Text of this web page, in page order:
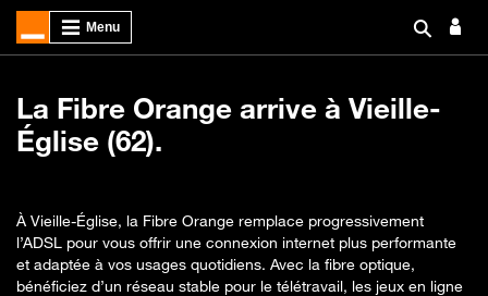
La Fibre Orange arrive à Vieille-
Église (62).
À Vieille-Église, la Fibre Orange remplace progressivement
l’ADSL pour vous offrir une connexion internet plus performante
et adaptée à vos usages quotidiens. Avec la fibre optique,
bénéficiez d’un réseau stable pour le télétravail, les jeux en ligne